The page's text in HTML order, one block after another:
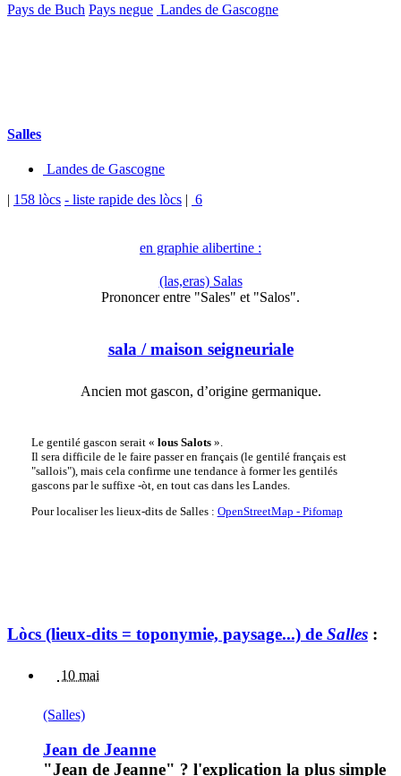
Pays de Buch Pays negue Landes de Gascogne
Salles
Landes de Gascogne
| 158 lòcs - liste rapide des lòcs | 6
en graphie alibertine :
(las,eras) Salas
Prononcer entre "Sales" et "Salos".
sala / maison seigneuriale
Ancien mot gascon, d’origine germanique.
Le gentilé gascon serait « lous Salots».
Il sera difficile de le faire passer en français (le gentilé français est
"sallois"), mais cela confirme une tendance à former les gentilés
gascons par le suffixe -òt, en tout cas dans les Landes.
Pour localiser les lieux-dits de Salles : OpenStreetMap - Pifomap
Lòcs (lieux-dits = toponymie, paysage...) de Salles :
10 mai
(Salles)
Jean de Jeanne
"Jean de Jeanne" ? l'explication la plus simple